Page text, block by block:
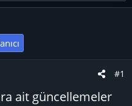
i
r
#1
ait güncellemeler